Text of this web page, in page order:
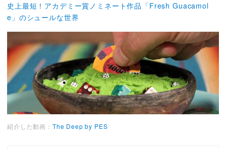
史上最短！アカデミー賞ノミネート作品「Fresh Guacamol
e」のシュールな世界
紹介した動画： The Deep by PES